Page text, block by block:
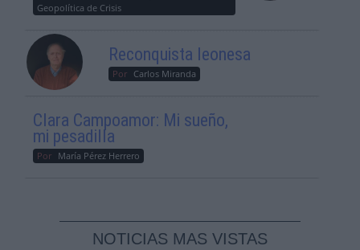
Geopolítica de Crisis
Reconquista leonesa
Por Carlos Miranda
Clara Campoamor: Mi sueño,
mi pesadilla
Por María Pérez Herrero
NOTICIAS MAS VISTAS